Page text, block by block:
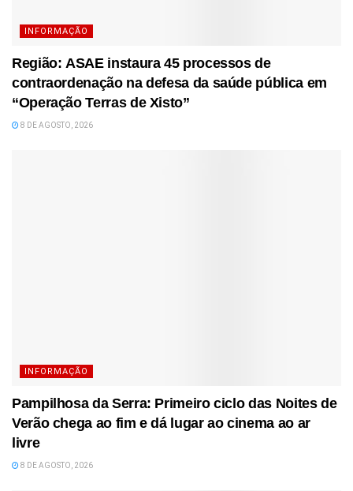
INFORMAÇÃO
Região: ASAE instaura 45 processos de
contraordenação na defesa da saúde pública em
“Operação Terras de Xisto”
8 DE AGOSTO, 2026
INFORMAÇÃO
Pampilhosa da Serra: Primeiro ciclo das Noites de
Verão chega ao fim e dá lugar ao cinema ao ar
livre
8 DE AGOSTO, 2026